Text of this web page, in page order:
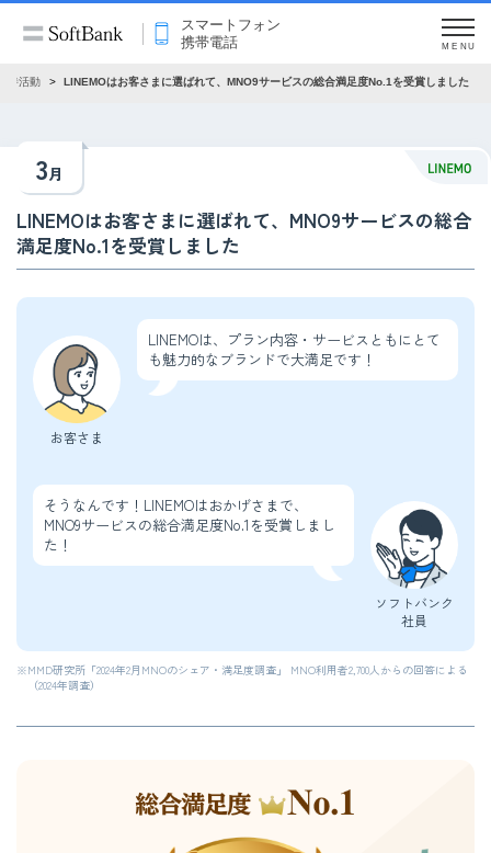
スマートフォン
携帯電話
MENU
善活動 LINEMOはお客さまに選ばれて、MNO9サービスの総合満足度No.1を受賞しました
3月
LINEMOはお客さまに選ばれて、MNO9サービスの総合
満足度No.1を受賞しました
お客さま
LINEMOは、プラン内容・サービスともにとて
も魅力的なブランドで大満足です！
そうなんです！LINEMOはおかげさまで、
MNO9サービスの総合満足度No.1を受賞しまし
た！
ソフトバンク
社員
※MMD研究所「2024年2月MNOのシェア・満足度調査」 MNO利用者2,700人からの回答による
（2024年調査）